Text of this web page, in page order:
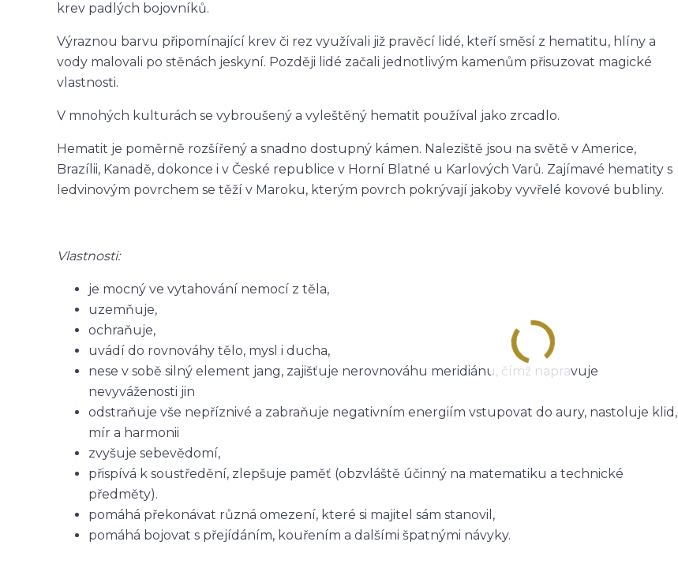
krev padlých bojovníků.
Výraznou barvu připomínající krev či rez využívali již pravěcí lidé, kteří směsí z hematitu, hlíny a
vody malovali po stěnách jeskyní. Později lidé začali jednotlivým kamenům přisuzovat magické
vlastnosti.
V mnohých kulturách se vybroušený a vyleštěný hematit používal jako zrcadlo.
Hematit je poměrně rozšířený a snadno dostupný kámen. Naleziště jsou na světě v Americe,
Brazílii, Kanadě, dokonce i v České republice v Horní Blatné u Karlových Varů. Zajímavé hematity s
ledvinovým povrchem se těží v Maroku, kterým povrch pokrývají jakoby vyvřelé kovové bubliny.
Vlastnosti:
je mocný ve vytahování nemocí z těla,
uzemňuje,
ochraňuje,
uvádí do rovnováhy tělo, mysl i ducha,
nese v sobě silný element jang, zajišťuje nerovnováhu meridiánu, čímž napravuje
nevyváženosti jin
odstraňuje vše nepříznivé a zabraňuje negativním energiím vstupovat do aury, nastoluje klid,
mír a harmonii
zvyšuje sebevědomí,
přispívá k soustředění, zlepšuje paměť (obzvláště účinný na matematiku a technické
předměty).
pomáhá překonávat různá omezení, které si majitel sám stanovil,
pomáhá bojovat s přejídáním, kouřením a dalšími špatnými návyky.